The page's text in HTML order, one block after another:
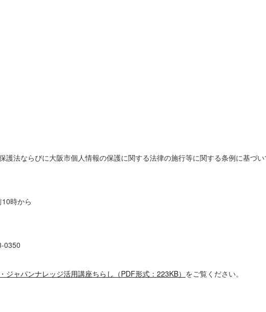
護法ならびに大阪市個人情報の保護に関する法律の施行等に関する条例に基づ
時から
0350
ジャパンナレッジ活用講座ちらし（PDF形式：223KB） をご覧ください。